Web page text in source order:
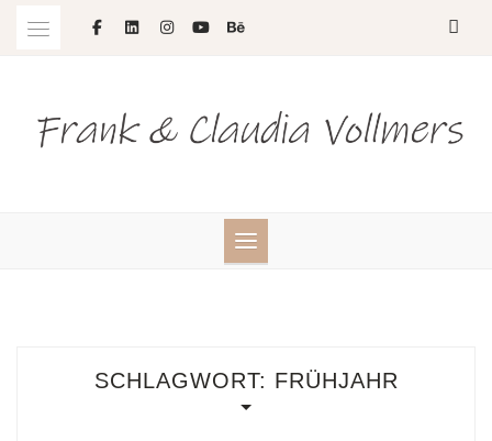
SCHLAGWORT: FRÜHJAHR